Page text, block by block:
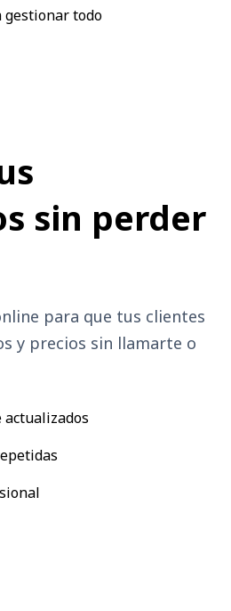
gestionar todo
sin perder
para que tus clientes
y precios sin llamarte o
actualizados